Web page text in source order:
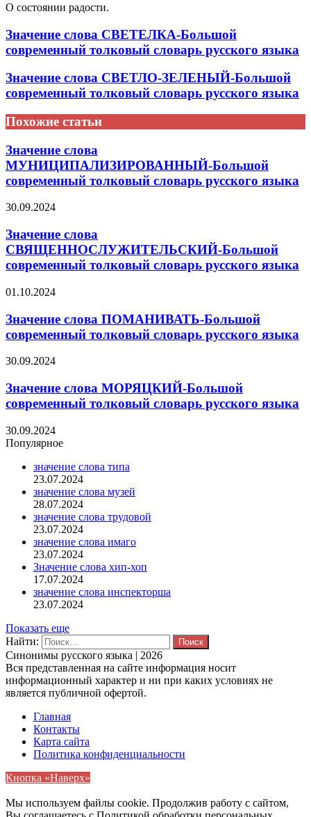
О состоянии радости.
Значение слова СВЕТЕЛКА-Большой
современный толковый словарь русского языка
Значение слова СВЕТЛО-ЗЕЛЕНЫЙ-Большой
современный толковый словарь русского языка
Похожие статьи
Значение слова
МУНИЦИПАЛИЗИРОВАННЫЙ-Большой
современный толковый словарь русского языка
30.09.2024
Значение слова
СВЯЩЕННОСЛУЖИТЕЛЬСКИЙ-Большой
современный толковый словарь русского языка
01.10.2024
Значение слова ПОМАНИВАТЬ-Большой
современный толковый словарь русского языка
30.09.2024
Значение слова МОРЯЦКИЙ-Большой
современный толковый словарь русского языка
30.09.2024
Популярное
значение слова типа
23.07.2024
значение слова музей
28.07.2024
значение слова трудовой
23.07.2024
значение слова имаго
23.07.2024
Значение слова хип-хоп
17.07.2024
значение слова инспекторша
23.07.2024
Показать еще
Найти:
Синонимы русского языка | 2026
Вся представленная на сайте информация носит
информационный характер и ни при каких условиях не
является публичной офертой.
Главная
Контакты
Карта сайта
Политика конфиденциальности
Кнопка «Наверх»
Мы используем файлы cookie. Продолжив работу с сайтом,